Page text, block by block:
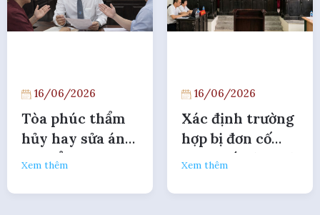
16/06/2026
Tòa phúc thẩm
hủy hay sửa án
sơ thẩm khi
phiên sơ thẩm?
Xem thêm
16/06/2026
Xác định trường
hợp bị đơn cố
tình giấu địa chỉ
án dân sự
Xem thêm